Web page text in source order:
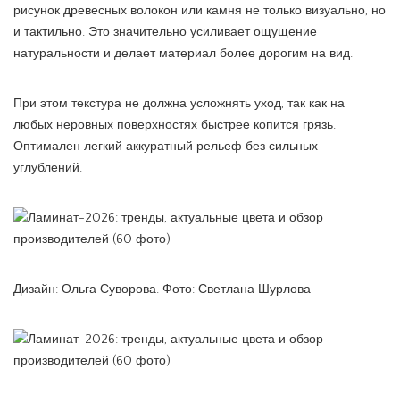
рисунок древесных волокон или камня не только визуально, но
и тактильно. Это значительно усиливает ощущение
натуральности и делает материал более дорогим на вид.
При этом текстура не должна усложнять уход, так как на
любых неровных поверхностях быстрее копится грязь.
Оптимален легкий аккуратный рельеф без сильных
углублений.
Дизайн: Ольга Суворова. Фото: Светлана Шурлова